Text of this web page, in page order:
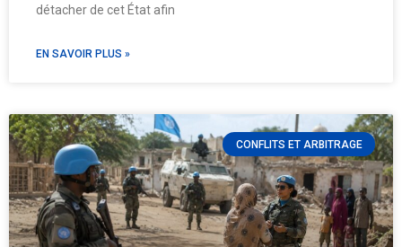
détacher de cet État afin
EN SAVOIR PLUS »
CONFLITS ET ARBITRAGE